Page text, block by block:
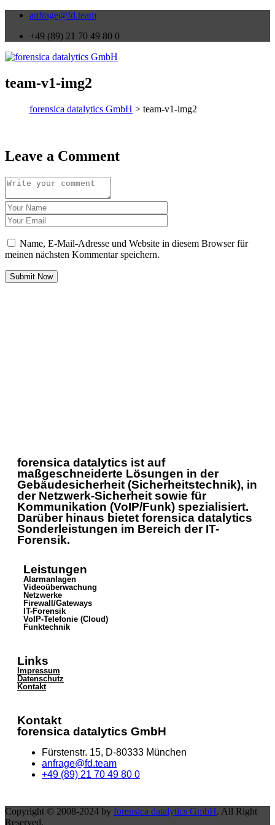
anfrage@fd.team
+49 (89) 21 70 49 80 0
team-v1-img2
forensica datalytics GmbH > team-v1-img2
Leave a Comment
Name, E-Mail-Adresse und Website in diesem Browser für
meinen nächsten Kommentar speichern.
Submit Now
forensica datalytics ist auf
maßgeschneiderte Lösungen in der
Gebäudesicherheit (Sicherheitstechnik), in
der Netzwerk-Sicherheit sowie für
Kommunikation (VoIP/Funk) spezialisiert.
Darüber hinaus bietet forensica datalytics
Sonderleistungen im Bereich der IT-
Forensik.
Leistungen
Alarmanlagen
Videoüberwachung
Netzwerke
Firewall/Gateways
IT-Forensik
VoIP-Telefonie (Cloud)
Funktechnik
Links
Impressum
Datenschutz
Kontakt
Kontakt
forensica datalytics GmbH
Fürstenstr. 15, D-80333 München
anfrage@fd.team
+49 (89) 21 70 49 80 0
Copyright © 2008-2024 by forensica datalytics GmbH. All Right
Reserved.